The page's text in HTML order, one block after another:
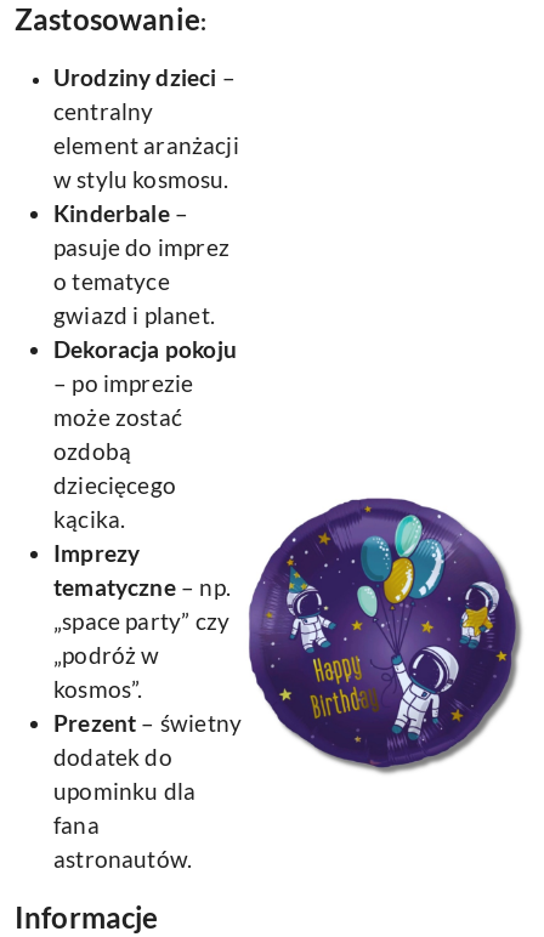
Zastosowanie:
Urodziny dzieci –
centralny
element aranżacji
w stylu kosmosu.
Kinderbale–
pasuje do imprez
o tematyce
gwiazd i planet.
Dekoracja pokoju
– po imprezie
może zostać
ozdobą
dziecięcego
kącika.
Imprezy
tematyczne– np.
„space party” czy
„podróż w
kosmos”.
Prezent – świetny
dodatek do
upominku dla
fana
astronautów.
Informacje